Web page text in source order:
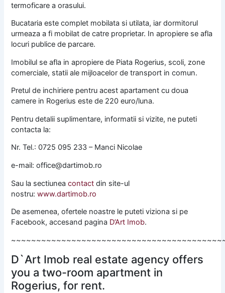
termoficare a orasului.
Bucataria este complet mobilata si utilata, iar dormitorul
urmeaza a fi mobilat de catre proprietar. In apropiere se afla
locuri publice de parcare.
Imobilul se afla in apropiere de Piata Rogerius, scoli, zone
comerciale, statii ale mijloacelor de transport in comun.
Pretul de inchiriere pentru acest apartament cu doua
camere in Rogerius este de 220 euro/luna.
Pentru detalii suplimentare, informatii si vizite, ne puteti
contacta la:
Nr. Tel.: 0725 095 233 – Manci Nicolae
e-mail: office@dartimob.ro
Sau la sectiuneacontact din site-ul
nostru:www.dartimob.ro
De asemenea, ofertele noastre le puteti viziona si pe
Facebook, accesand pagina D’Art Imob.
D`Art Imob real estate agency offers
you a two-room apartment in
Rogerius, for rent.